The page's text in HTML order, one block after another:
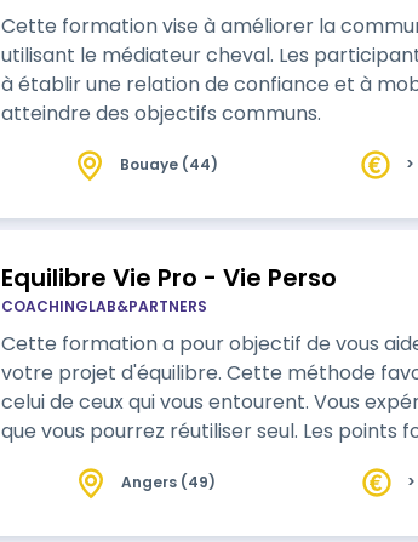
Cette formation vise à améliorer la
utilisant le médiateur cheval. Les
à établir une relation de confiance et à
atteindre des objectifs communs.
Bouaye (44)
Equilibre Vie Pro - Vie Perso
COACHINGLAB&PARTNERS
Cette formation a pour objectif de vous
votre projet d'équilibre. Cette méthode
celui de ceux qui vous entourent. Vous expérimenterez des outils et concepts
que vous pourrez réutiliser seul. Les points forts de cette formation: + La diversité
pendant 2 jours ++ Vous faire faire un premier pas en établissant votre propreAngers (49)